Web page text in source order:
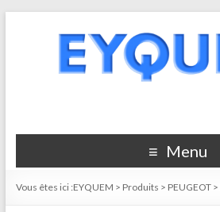
Menu
Vous êtes ici :EYQUEM > Produits > PEUGEOT>